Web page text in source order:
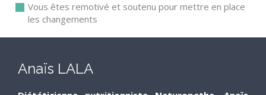
Vous êtes remotivé et soutenu pour mettre en place
les changements
Anaïs LALA